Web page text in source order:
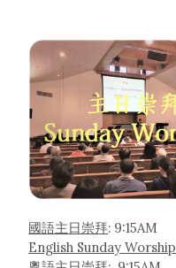
國語主日崇拜: 9:15AM
English Sunday Worship